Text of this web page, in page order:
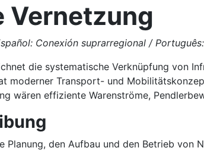
Vernetzung
Conexión suprarregional /
die systematische Verknüpfung von
moderner Transport- und
wären effiziente Warenströme,
Planung, den Aufbau und den Betrieb